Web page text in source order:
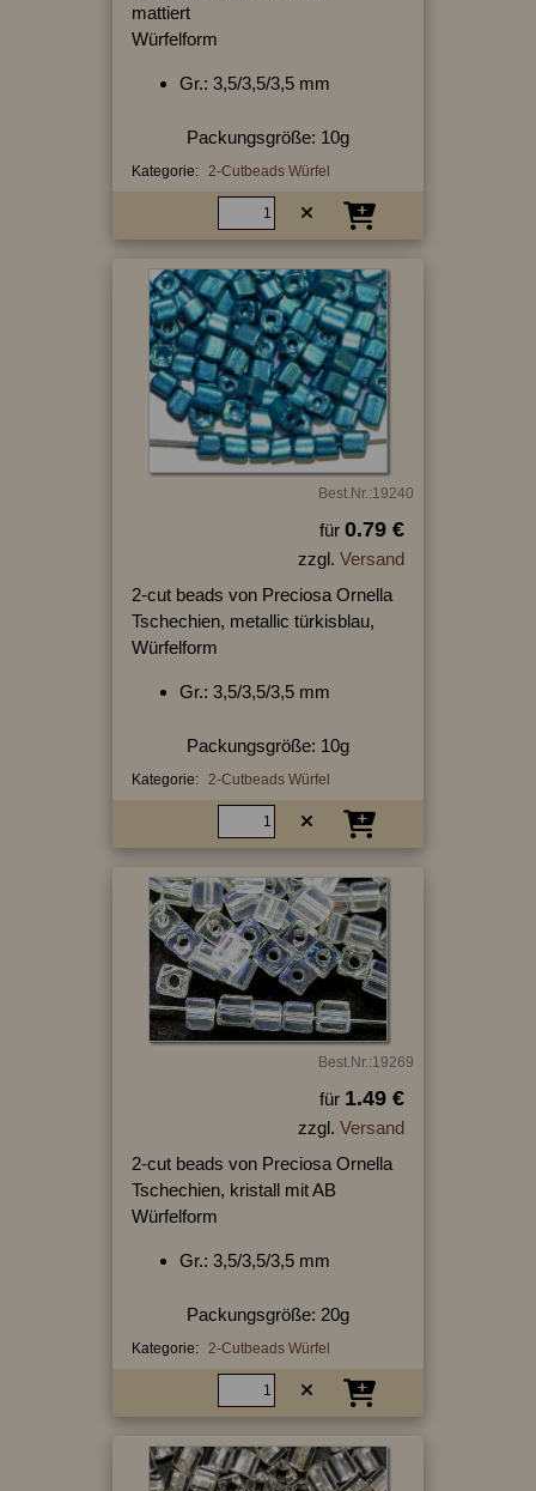
mattiert
Würfelform
Gr.: 3,5/3,5/3,5 mm
Packungsgröße: 10g
Kategorie: 2-Cutbeads Würfel
Best.Nr.:19240
für 0.79 €
zzgl. Versand
2-cut beads von Preciosa Ornella
Tschechien, metallic türkisblau,
Würfelform
Gr.: 3,5/3,5/3,5 mm
Packungsgröße: 10g
Kategorie: 2-Cutbeads Würfel
Best.Nr.:19269
für 1.49 €
zzgl. Versand
2-cut beads von Preciosa Ornella
Tschechien, kristall mit AB
Würfelform
Gr.: 3,5/3,5/3,5 mm
Packungsgröße: 20g
Kategorie: 2-Cutbeads Würfel